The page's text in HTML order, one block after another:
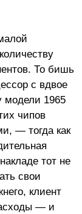
То бишь
с вдвое
модели 1965
чипов
— тогда как
тот не
свои
клиент
— и